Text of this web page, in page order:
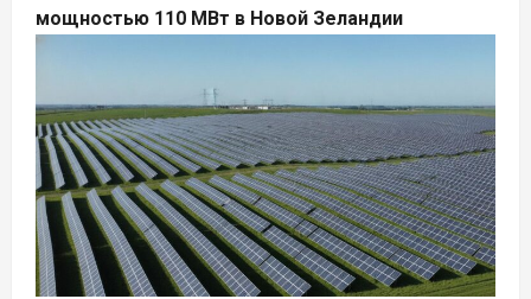
мощностью 110 МВт в Новой Зеландии